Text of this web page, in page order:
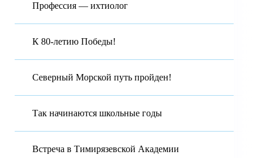
Профессия — ихтиолог
К 80-летию Победы!
Северный Морской путь пройден!
Так начинаются школьные годы
Встреча в Тимирязевской Академии